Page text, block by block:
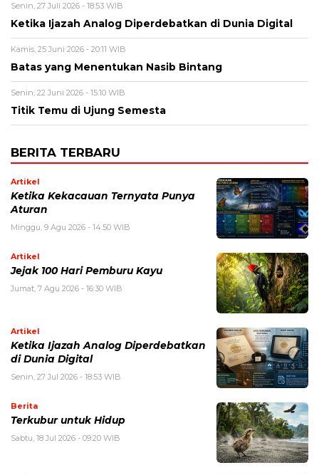
Senin, 27 Juli 2026 - 18:53 WIB
Ketika Ijazah Analog Diperdebatkan di Dunia Digital
Kamis, 25 Juni 2026 - 20:11 WIB
Batas yang Menentukan Nasib Bintang
Senin, 22 Juni 2026 - 15:10 WIB
Titik Temu di Ujung Semesta
BERITA TERBARU
Artikel
Ketika Kekacauan Ternyata Punya
Aturan
Minggu, 9 Agu 2026 - 14:50 WIB
Artikel
Jejak 100 Hari Pemburu Kayu
Jumat, 7 Agu 2026 - 16:30 WIB
Artikel
Ketika Ijazah Analog Diperdebatkan
di Dunia Digital
Senin, 27 Jul 2026 - 18:53 WIB
Berita
Terkubur untuk Hidup
Sabtu, 18 Jul 2026 - 09:20 WIB